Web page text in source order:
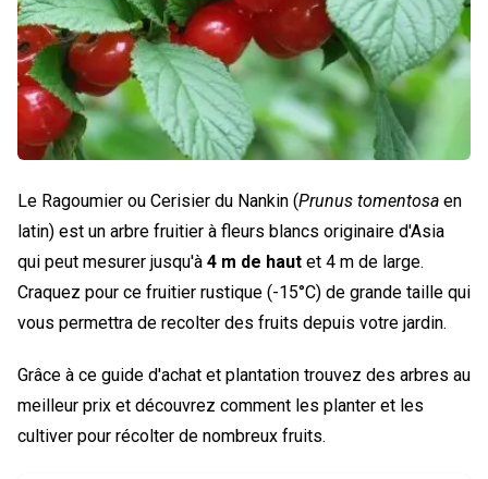
Le Ragoumier ou Cerisier du Nankin (Prunus tomentosa en
latin) est un arbre fruitier à fleurs blancs originaire d'Asia
qui peut mesurer jusqu'à 4 m de haut et 4 m de large.
Craquez pour ce fruitier rustique (-15°C) de grande taille qui
vous permettra de recolter des fruits depuis votre jardin.
Grâce à ce guide d'achat et plantation trouvez des arbres au
meilleur prix et découvrez comment les planter et les
cultiver pour récolter de nombreux fruits.